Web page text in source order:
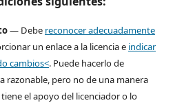
— Debe reconocer adecuadamente
un enlace a la licencia e indicar
cambios<. Puede hacerlo de
razonable, pero no de una manera
el apoyo del licenciador o lo